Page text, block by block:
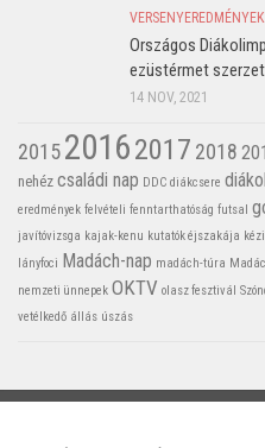
VERSENYEREDMÉNYEK
Országos
ezüstérmet
14 NOV, 2021
201520162017 2018
nehéz családi nap DDC diákcsere
eredmények felvételi fenntarthatóság futsal
javítóvizsga kajak-kenu kutatók éjszakája
lányfoci Madách-nap madách-túra
nemzeti ünnepek OKTV olasz fesztivál
vetélkedő állás úszás